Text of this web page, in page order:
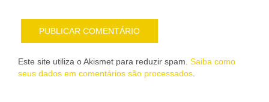
Este site utiliza o Akismet para reduzir spam. Saiba como
seus dados em comentários são processados